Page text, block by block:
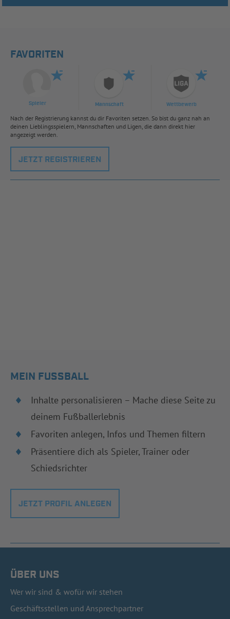
FAVORITEN
Spieler Mannschaft Wettbewerb
Nach der Registrierung kannst du dir Favoriten setzen. So bist du ganz nah an
deinen Lieblingsspielern, Mannschaften und Ligen, die dann direkt hier
angezeigt werden.
JETZT REGISTRIEREN
MEIN FUSSBALL
Inhalte personalisieren – Mache diese Seite zu
deinem Fußballerlebnis
Favoriten anlegen, Infos und Themen filtern
Präsentiere dich als Spieler, Trainer oder
Schiedsrichter
JETZT PROFIL ANLEGEN
ÜBER UNS
Wer wir sind & wofür wir stehen
Geschäftsstellen und Ansprechpartner